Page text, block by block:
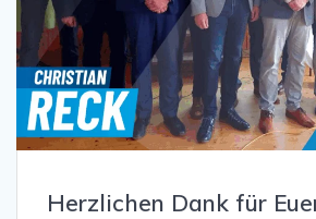
Herzlichen Dank für